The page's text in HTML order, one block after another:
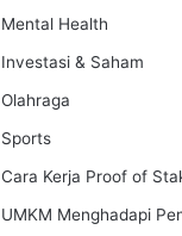
Mental Health
Investasi & Saham
Olahraga
Sports
Cara Kerja Proof of
UMKM Menghadapi